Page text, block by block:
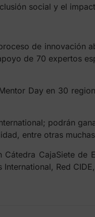
social y el
de innovación
de 70 expertos
Day en 30
podrán
entre otras
CajaSiete
Red